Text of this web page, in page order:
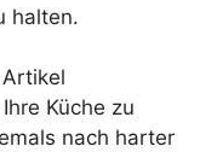
halten.
Küche zu
nach harter